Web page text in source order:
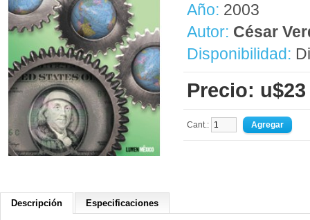
Año: 2003
Autor: César
Disponibilidad:
Precio: u$23
Cant.:
Descripción Especificaciones